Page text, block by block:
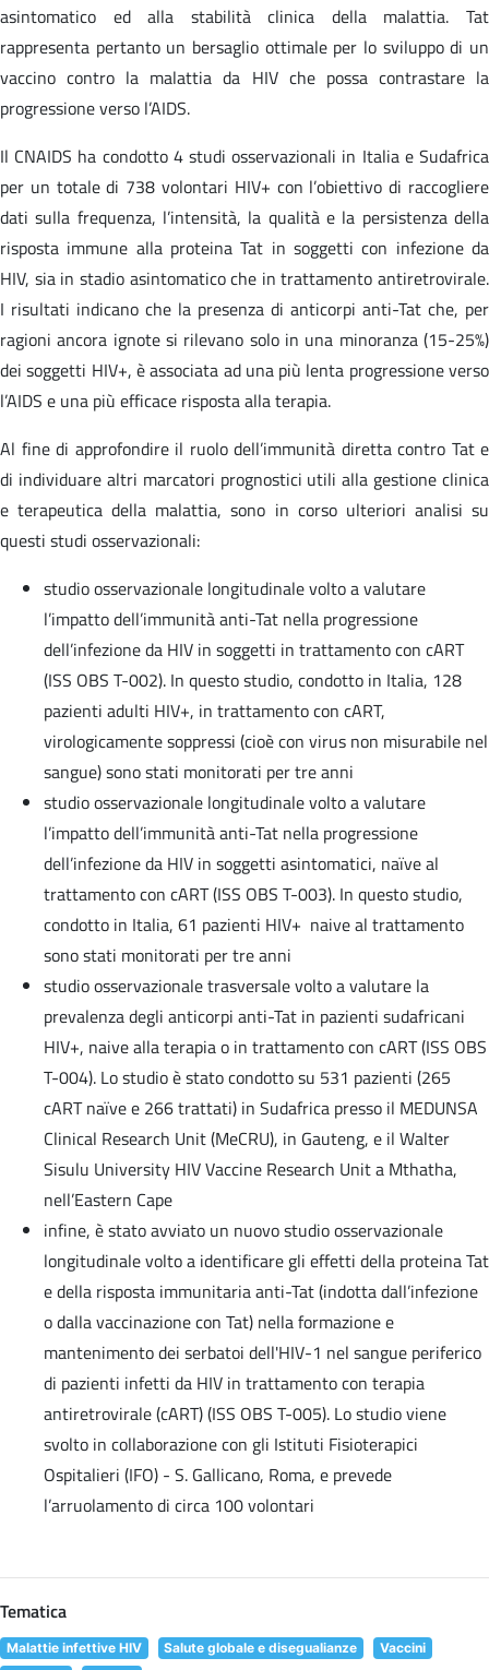
asintomatico ed alla stabilità clinica della malattia. Tat
rappresenta pertanto un bersaglio ottimale per lo sviluppo di un
vaccino contro la malattia da HIV che possa contrastare la
progressione verso l’AIDS.
Il CNAIDS ha condotto 4 studi osservazionali in Italia e Sudafrica
per un totale di 738 volontari HIV+ con l’obiettivo di raccogliere
dati sulla frequenza, l’intensità, la qualità e la persistenza della
risposta immune alla proteina Tat in soggetti con infezione da
HIV, sia in stadio asintomatico che in trattamento antiretrovirale.
I risultati indicano che la presenza di anticorpi anti-Tat che, per
ragioni ancora ignote si rilevano solo in una minoranza (15-25%)
dei soggetti HIV+, è associata ad una più lenta progressione verso
l’AIDS e una più efficace risposta alla terapia.
Al fine di approfondire il ruolo dell’immunità diretta contro Tat e
di individuare altri marcatori prognostici utili alla gestione clinica
e terapeutica della malattia, sono in corso ulteriori analisi su
questi studi osservazionali:
studio osservazionale longitudinale volto a valutare
l’impatto dell’immunità anti-Tat nella progressione
dell’infezione da HIV in soggetti in trattamento con cART
(ISS OBS T-002). In questo studio, condotto in Italia, 128
pazienti adulti HIV+, in trattamento con cART,
virologicamente soppressi (cioè con virus non misurabile nel
sangue) sono stati monitorati per tre anni
studio osservazionale longitudinale volto a valutare
l’impatto dell’immunità anti-Tat nella progressione
dell’infezione da HIV in soggetti asintomatici, naïve al
trattamento con cART (ISS OBS T-003). In questo studio,
condotto in Italia, 61 pazienti HIV+ naive al trattamento
sono stati monitorati per tre anni
studio osservazionale trasversale volto a valutare la
prevalenza degli anticorpi anti-Tat in pazienti sudafricani
HIV+, naive alla terapia o in trattamento con cART (ISS OBS
T-004). Lo studio è stato condotto su 531 pazienti (265
cART naïve e 266 trattati) in Sudafrica presso il MEDUNSA
Clinical Research Unit (MeCRU), in Gauteng, e il Walter
Sisulu University HIV Vaccine Research Unit a Mthatha,
nell’Eastern Cape
infine, è stato avviato un nuovo studio osservazionale
longitudinale volto a identificare gli effetti della proteina Tat
e della risposta immunitaria anti-Tat (indotta dall’infezione
o dalla vaccinazione con Tat) nella formazione e
mantenimento dei serbatoi dell'HIV-1 nel sangue periferico
di pazienti infetti da HIV in trattamento con terapia
antiretrovirale (cART) (ISS OBS T-005). Lo studio viene
svolto in collaborazione con gli Istituti Fisioterapici
Ospitalieri (IFO) - S. Gallicano, Roma, e prevede
l’arruolamento di circa 100 volontari
Tematica
Malattie infettive HIV Salute globale e disegualianze
Vaccini